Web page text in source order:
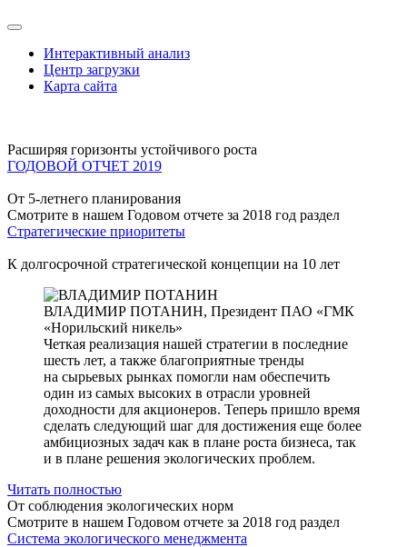
Интерактивный анализ
Центр загрузки
Карта сайта
Расширяя горизонты устойчивого роста
ГОДОВОЙ ОТЧЕТ 2019
От 5-летнего планирования
Смотрите в нашем Годовом отчете за 2018 год раздел
Стратегические приоритеты
К долгосрочной стратегической концепции на 10 лет
ВЛАДИМИР ПОТАНИН, Президент ПАО «ГМК
«Норильский никель»
Четкая реализация нашей стратегии в последние
шесть лет, а также благоприятные тренды
на сырьевых рынках помогли нам обеспечить
один из самых высоких в отрасли уровней
доходности для акционеров. Теперь пришло время
сделать следующий шаг для достижения еще более
амбициозных задач как в плане роста бизнеса, так
и в плане решения экологических проблем.
Читать полностью
От соблюдения экологических норм
Смотрите в нашем Годовом отчете за 2018 год раздел
Система экологического менеджмента